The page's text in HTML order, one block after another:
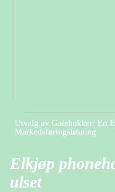
Utvalg av Gatebukker: En
Markedsføringsløsning
Elkjøp
ulset